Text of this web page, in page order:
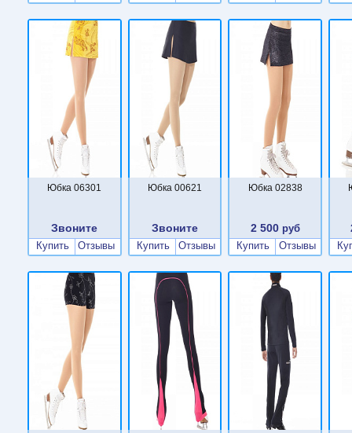
Юбка 06301
Звоните
Купить Отзывы
Юбка 00621
Звоните
Купить Отзывы
Юбка 02838
2 500руб
Купить
Отзывы